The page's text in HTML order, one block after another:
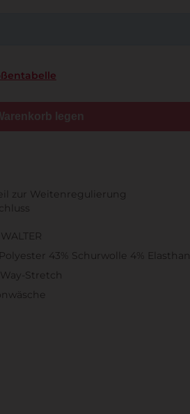
legen
zur Weitenregulierung
43% Schurwolle 4% Elasthan
Stretch